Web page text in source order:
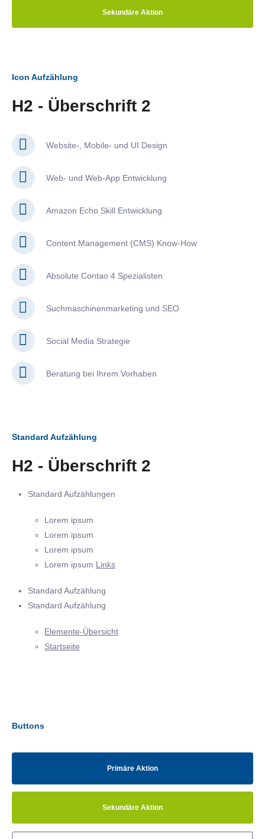
Sekundäre Aktion
Icon Aufzählung
H2 - Überschrift 2
Website-, Mobile- und UI Design
Web- und Web-App Entwicklung
Amazon Echo Skill Entwicklung
Content Management (CMS) Know-How
Absolute Contao 4 Spezialisten
Suchmaschinenmarketing und SEO
Social Media Strategie
Beratung bei Ihrem Vorhaben
Standard Aufzählung
H2 - Überschrift 2
Standard Aufzählungen
Lorem ipsum
Lorem ipsum
Lorem ipsum
Lorem ipsum Links
Standard Aufzählung
Standard Aufzählung
Elemente-Übersicht
Startseite
Buttons
Primäre Aktion
Sekundäre Aktion